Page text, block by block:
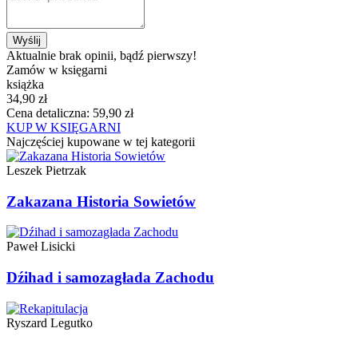
Wyślij
Aktualnie brak opinii, bądź pierwszy!
Zamów w księgarni
książka
34,90 zł
Cena detaliczna: 59,90 zł
KUP W KSIĘGARNI
Najczęściej kupowane w tej kategorii
Leszek Pietrzak
Zakazana Historia Sowietów
Paweł Lisicki
Dźihad i samozagłada Zachodu
Ryszard Legutko